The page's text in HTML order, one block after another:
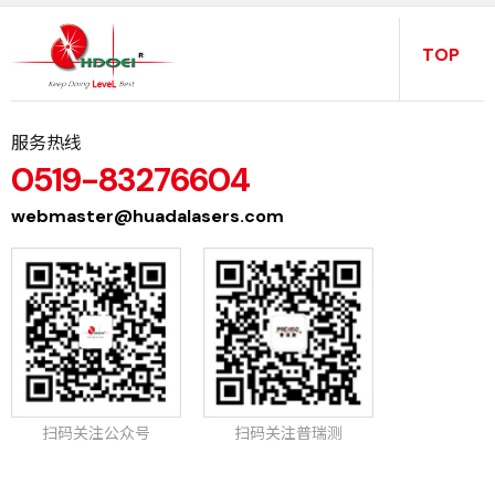
TOP
服务热线
0519-83276604
webmaster@huadalasers.com
扫码关注公众号 扫码关注普瑞测